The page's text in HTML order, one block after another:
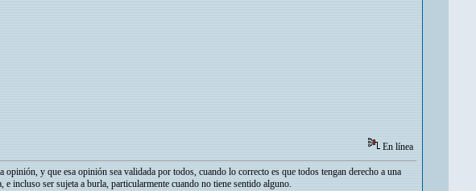
En línea
y que esa opinión sea validada por todos, cuando lo correcto es que todos tengan derecho a una
incluso ser sujeta a burla, particularmente cuando no tiene sentido alguno.